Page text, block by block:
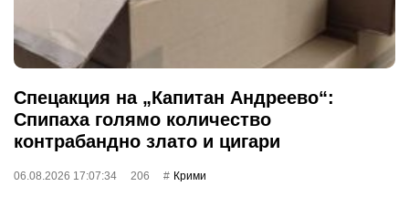
Спецакция на „Капитан Андреево“:
Спипаха голямо количество
контрабандно злато и цигари
06.08.2026 17:07:34 206 Крими